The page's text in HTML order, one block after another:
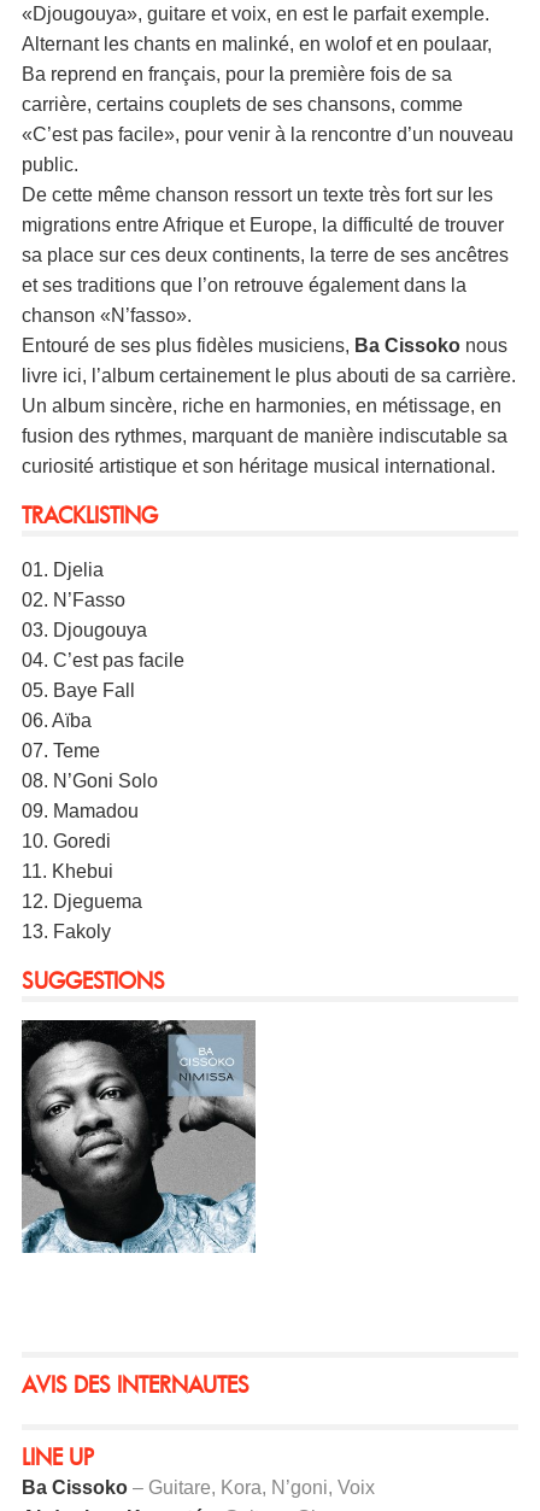
«Djougouya», guitare et voix, en est le parfait exemple.
Alternant les chants en malinké, en wolof et en poulaar,
Ba reprend en français, pour la première fois de sa
carrière, certains couplets de ses chansons, comme
«C’est pas facile», pour venir à la rencontre d’un nouveau
public.
De cette même chanson ressort un texte très fort sur les
migrations entre Afrique et Europe, la difficulté de trouver
sa place sur ces deux continents, la terre de ses ancêtres
et ses traditions que l’on retrouve également dans la
chanson «N’fasso».
Entouré de ses plus fidèles musiciens, Ba Cissokonous
livre ici, l’album certainement le plus abouti de sa carrière.
Un album sincère, riche en harmonies, en métissage, en
fusion des rythmes, marquant de manière indiscutable sa
curiosité artistique et son héritage musical international.
TRACKLISTING
01. Djelia
02. N’Fasso
03. Djougouya
04. C’est pas facile
05. Baye Fall
06. Aïba
07. Teme
08. N’Goni Solo
09. Mamadou
10. Goredi
11. Khebui
12. Djeguema
13. Fakoly
SUGGESTIONS
AVIS DES INTERNAUTES
LINE UP
Ba Cissoko– Guitare, Kora, N’goni, Voix